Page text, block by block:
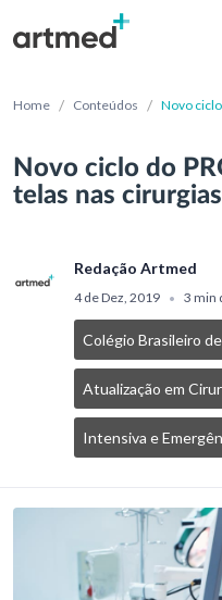
Home / Conteúdos / Novo
Novo ciclo do
telas nas
Redação Artmed
4 de Dez, 2019 • 3 min
Colégio Brasileiro
Atualização em
Intensiva e